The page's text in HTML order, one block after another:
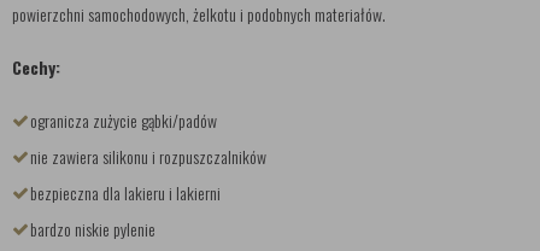
powierzchni samochodowych, żelkotu i podobnych materiałów.
Cechy:
ogranicza zużycie gąbki/padów
nie zawiera silikonu i rozpuszczalników
bezpieczna dla lakieru i lakierni
bardzo niskie pylenie